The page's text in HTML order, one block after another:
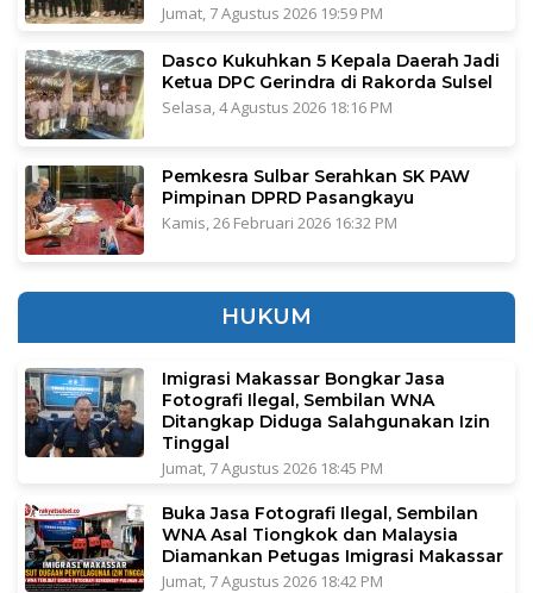
Jumat, 7 Agustus 2026 19:59 PM
Dasco Kukuhkan 5 Kepala Daerah Jadi
Ketua DPC Gerindra di Rakorda Sulsel
Selasa, 4 Agustus 2026 18:16 PM
Pemkesra Sulbar Serahkan SK PAW
Pimpinan DPRD Pasangkayu
Kamis, 26 Februari 2026 16:32 PM
HUKUM
Imigrasi Makassar Bongkar Jasa
Fotografi Ilegal, Sembilan WNA
Ditangkap Diduga Salahgunakan Izin
Tinggal
Jumat, 7 Agustus 2026 18:45 PM
Buka Jasa Fotografi Ilegal, Sembilan
WNA Asal Tiongkok dan Malaysia
Diamankan Petugas Imigrasi Makassar
Jumat, 7 Agustus 2026 18:42 PM